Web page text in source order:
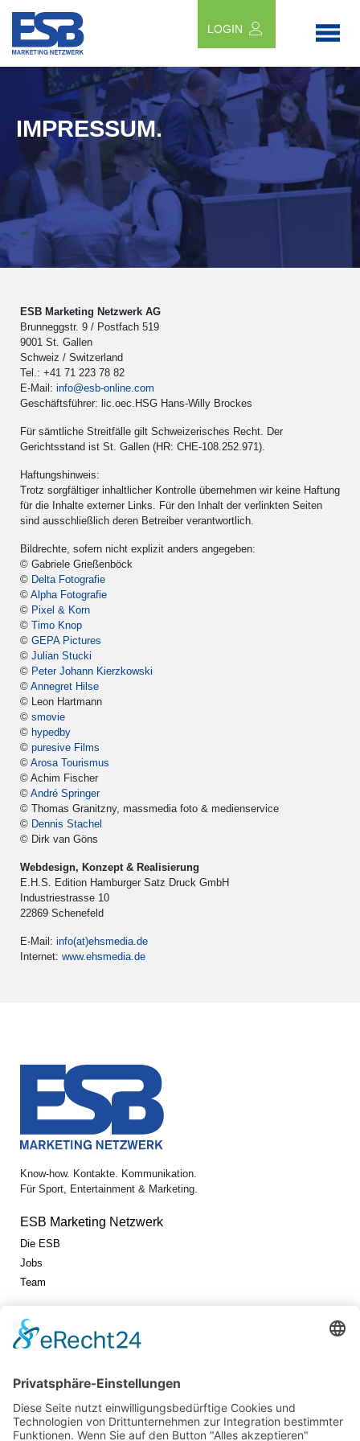
LOGIN
IMPRESSUM.
ESB Marketing Netzwerk AG
Brunneggstr. 9 / Postfach 519
9001 St. Gallen
Schweiz / Switzerland
Tel.: +41 71 223 78 82
E-Mail: info@esb-online.com
Geschäftsführer: lic.oec.HSG Hans-Willy Brockes
Für sämtliche Streitfälle gilt Schweizerisches Recht. Der
Gerichtsstand ist St. Gallen (HR: CHE-108.252.971).
Haftungshinweis:
Trotz sorgfältiger inhaltlicher Kontrolle übernehmen wir keine Haftung
für die Inhalte externer Links. Für den Inhalt der verlinkten Seiten
sind ausschließlich deren Betreiber verantwortlich.
Bildrechte, sofern nicht explizit anders angegeben:
© Gabriele Grießenböck
© Delta Fotografie
© Alpha Fotografie
© Pixel & Korn
© Timo Knop
© GEPA Pictures
© Julian Stucki
© Peter Johann Kierzkowski
© Annegret Hilse
© Leon Hartmann
© smovie
© hypedby
© puresive Films
© Arosa Tourismus
© Achim Fischer
© André Springer
© Thomas Granitzny, massmedia foto & medienservice
© Dennis Stachel
© Dirk van Göns
Webdesign, Konzept & Realisierung
E.H.S. Edition Hamburger Satz Druck GmbH
Industriestrasse 10
22869 Schenefeld
E-Mail: info(at)ehsmedia.de
Internet: www.ehsmedia.de
Know-how. Kontakte. Kommunikation.
Für Sport, Entertainment & Marketing.
ESB Marketing Netzwerk
Die ESB
Jobs
Team
Jetzt vernetzen!
Die ESB auf LinkedIn
Newsletter abonnieren